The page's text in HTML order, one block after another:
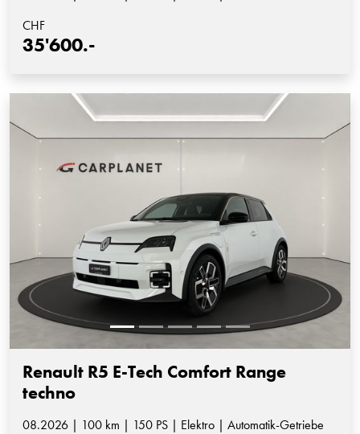
CHF
35'600.-
Renault R5 E-Tech Comfort Range
techno
08.2026 | 100 km | 150 PS | Elektro | Automatik-Getriebe